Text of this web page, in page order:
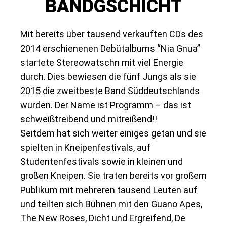
BANDGSCHICHT
Mit bereits über tausend verkauften CDs des
2014 erschienenen Debütalbums “Nia Gnua”
startete Stereowatschn mit viel Energie
durch. Dies bewiesen die fünf Jungs als sie
2015 die zweitbeste Band Süddeutschlands
wurden. Der Name ist Programm – das ist
schweißtreibend und mitreißend!!
Seitdem hat sich weiter einiges getan und sie
spielten in Kneipenfestivals, auf
Studentenfestivals sowie in kleinen und
großen Kneipen. Sie traten bereits vor großem
Publikum mit mehreren tausend Leuten auf
und teilten sich Bühnen mit den Guano Apes,
The New Roses, Dicht und Ergreifend, De